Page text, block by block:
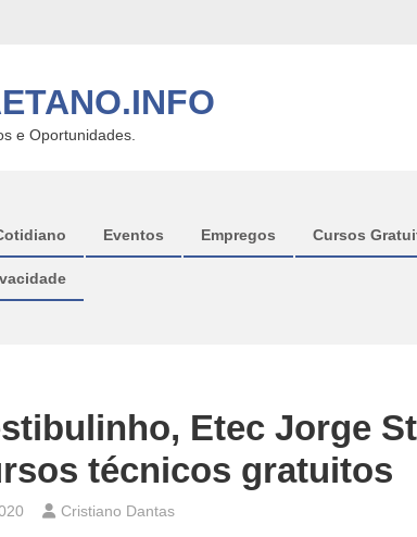
e Oportunidades.
Eventos Empregos Cursos
Etec Jorge
técnicos gratuitos
Cristiano Dantas